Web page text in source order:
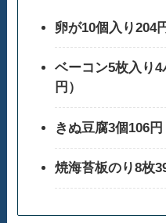
卵が10個入り204
ベーコン5枚入り
円）
きぬ豆腐3個106円
焼海苔板のり8枚